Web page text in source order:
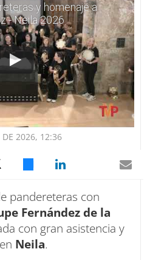
y homenaje a
- Neila 2026
DE 2026, 12:36
pandereteras con
Fernández de la
con gran asistencia y
Neila.